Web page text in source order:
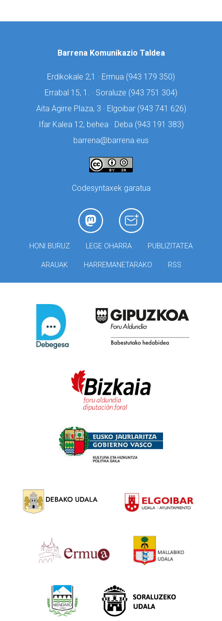
Barrena Komunikazio Taldea
Erdikokale 2,1 · Ermua (943 179 350)
Errabal 15, 1. · Soraluze (943 751 304)
Aita Agirre Plaza, 3 · Elgoibar (943 741 626)
Ifar Kalea 12, behea · Deba (943 191 383)
barrena@barrena.eus
Codesyntaxek garatua
HONI BURUZ LEGE OHARRA PUBLIZITATEA
ARAUAK HARREMANETARAKO RSS